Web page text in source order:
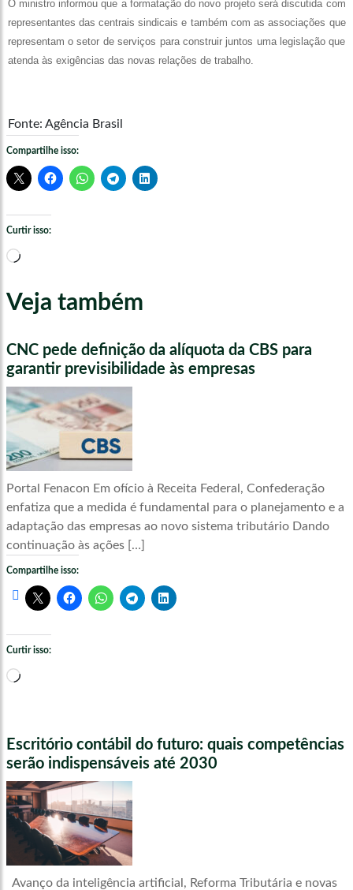
O ministro informou que a formatação do novo projeto será discutida com
representantes das centrais sindicais e também com as associações que
representam o setor de serviços para construir juntos uma legislação que
atenda às exigências das novas relações de trabalho.
Fonte: Agência Brasil
Compartilhe isso:
Curtir isso:
Carregando...
Veja também
CNC pede definição da alíquota da CBS para
garantir previsibilidade às empresas
Portal Fenacon Em ofício à Receita Federal, Confederação
enfatiza que a medida é fundamental para o planejamento e a
adaptação das empresas ao novo sistema tributário Dando
continuação às ações […]
Compartilhe isso:
Curtir isso:
Carregando...
Escritório contábil do futuro: quais competências
serão indispensáveis até 2030
Avanço da inteligência artificial, Reforma Tributária e novas